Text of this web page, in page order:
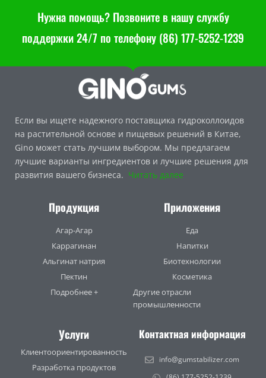
Нужна помощь? Позвоните в нашу службу
поддержки 24/7 по телефону (86) 177-5252-1239
Если вы ищете надежного поставщика гидроколлоидов
на растительной основе и пищевых решений в Китае,
Gino может стать лучшим выбором. Мы предлагаем
лучшие варианты ингредиентов и лучшие решения для
развития вашего бизнеса. Читать далее
Продукция
Агар-Агар
Каррагинан
Альгинат натрия
Пектин
Подробнее +
Приложения
Еда
Напитки
Биотехнологии
Косметика
Другие отрасли
промышленности
Услуги
Клиентоориентированность
Разработка продуктов
Контактная информация
info@gumstabilizer.com